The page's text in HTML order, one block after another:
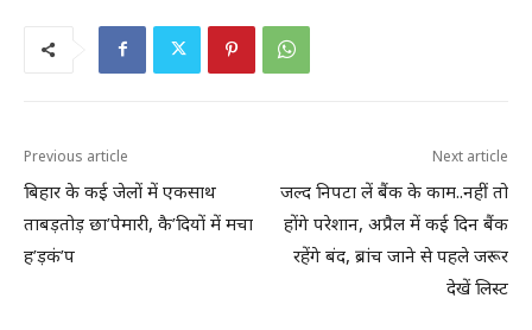
Previous article
बिहार के कई जेलों में एकसाथ
ताबड़तोड़ छा’पेमारी, कै’दियों में मचा
ह’ड़कं’प
Next article
जल्द निपटा लें बैंक के काम..नहीं तो
होंगे परेशान, अप्रैल में कई दिन बैंक
रहेंगे बंद, ब्रांच जाने से पहले जरूर
देखें लिस्ट